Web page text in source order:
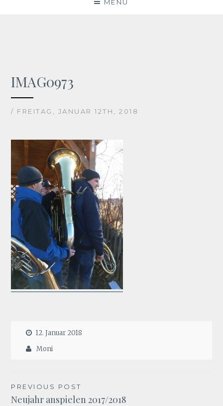
MENU
IMAG0973
/ FREITAG, JANUAR 12TH, 2018
12. Januar 2018
Moni
Beitragsnavigation
PREVIOUS POST
Neujahr anspielen 2017/2018